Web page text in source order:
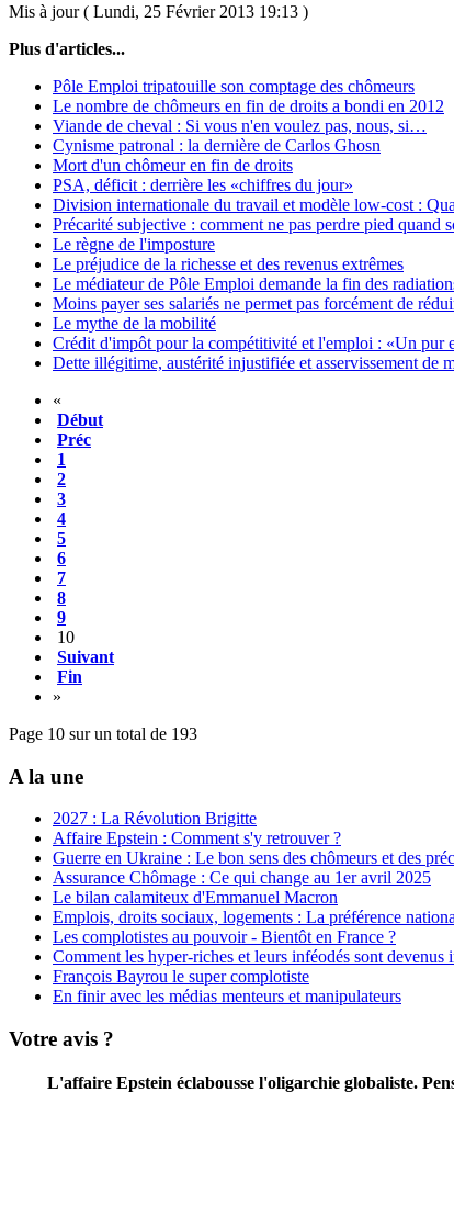
Mis à jour ( Lundi, 25 Février 2013 19:13 )
Plus d'articles...
Pôle Emploi tripatouille son comptage des chômeurs
Le nombre de chômeurs en fin de droits a bondi en 2012
Viande de cheval : Si vous n'en voulez pas, nous, si…
Cynisme patronal : la dernière de Carlos Ghosn
Mort d'un chômeur en fin de droits
PSA, déficit : derrière les «chiffres du jour»
Division internationale du travail et modèle low-cost :
Précarité subjective : comment ne pas perdre pied quand
Le règne de l'imposture
Le préjudice de la richesse et des revenus extrêmes
Le médiateur de Pôle Emploi demande la fin des
Moins payer ses salariés ne permet pas forcément de
Le mythe de la mobilité
Crédit d'impôt pour la compétitivité et l'emploi : «Un pur
Dette illégitime, austérité injustifiée et asservissement de
«
Début
Préc
1
2
3
4
5
6
7
8
9
10
Suivant
Fin
»
Page 10 sur un total de 193
A la une
2027 : La Révolution Brigitte
Affaire Epstein : Comment s'y retrouver ?
Guerre en Ukraine : Le bon sens des chômeurs et des
Assurance Chômage : Ce qui change au 1er avril 2025
Le bilan calamiteux d'Emmanuel Macron
Emplois, droits sociaux, logements : La préférence
Les complotistes au pouvoir - Bientôt en France ?
Comment les hyper-riches et leurs inféodés sont devenus
François Bayrou le super complotiste
En finir avec les médias menteurs et manipulateurs
Votre avis ?
L'affaire Epstein éclabousse l'oligarchie globaliste.